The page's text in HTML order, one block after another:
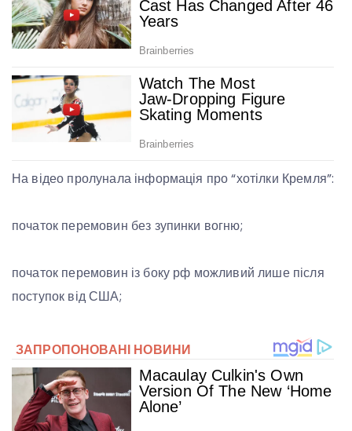
На відео пролунала інформація про “хотілки Кремля”:
початок перемовин без зупинки вогню;
початок перемовин із боку рф можливий лише після
поступок від США;